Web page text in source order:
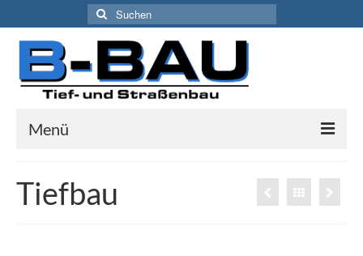
Suchen
nach:
Menü
Leistungen & Service
Tiefbau